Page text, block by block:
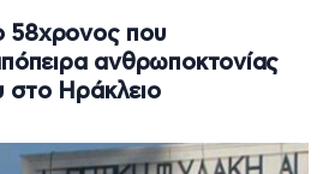
58χρονος που
ανθρωποκτονίας
στο Ηράκλειο